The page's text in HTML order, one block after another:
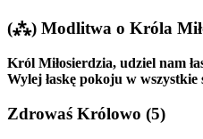
(⁂) Modlitwa o Króla
Król Miłosierdzia, udziel nam
Wylej łaskę pokoju w wszystkie
Zdrowaś Królowo (5)